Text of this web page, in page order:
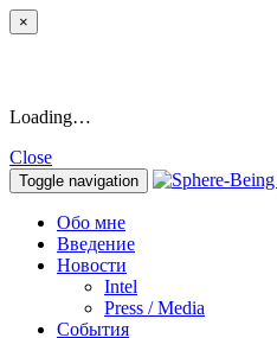
×
Loading…
Close
Toggle navigation
Обо мне
Введение
Новости
Intel
Press / Media
События